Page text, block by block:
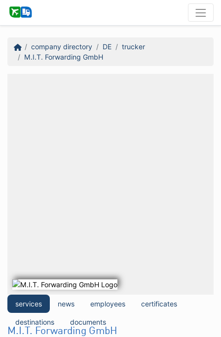
company directory DE
trucker
M.I.T. Forwarding GmbH
services news employees certificates
destinations documents
M.I.T. Forwarding GmbH